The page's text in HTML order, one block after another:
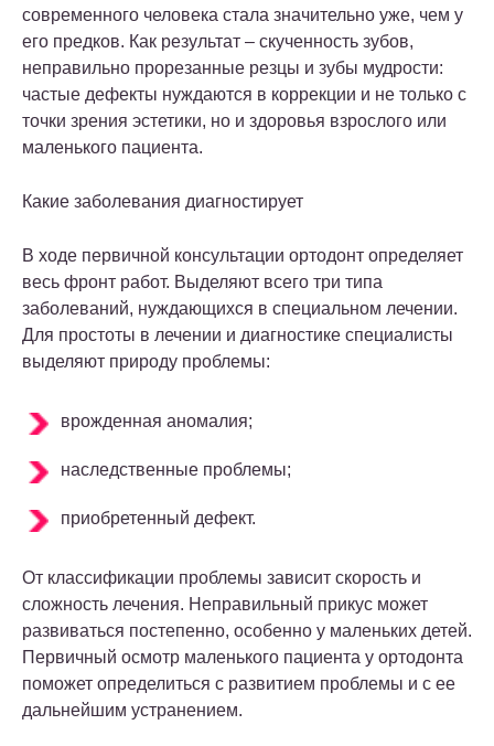
современного человека стала значительно уже, чем у
его предков. Как результат – скученность зубов,
неправильно прорезанные резцы и зубы мудрости:
частые дефекты нуждаются в коррекции и не только с
точки зрения эстетики, но и здоровья взрослого или
маленького пациента.
Какие заболевания диагностирует
В ходе первичной консультации ортодонт определяет
весь фронт работ. Выделяют всего три типа
заболеваний, нуждающихся в специальном лечении.
Для простоты в лечении и диагностике специалисты
выделяют природу проблемы:
врожденная аномалия;
наследственные проблемы;
приобретенный дефект.
От классификации проблемы зависит скорость и
сложность лечения. Неправильный прикус может
развиваться постепенно, особенно у маленьких детей.
Первичный осмотр маленького пациента у ортодонта
поможет определиться с развитием проблемы и с ее
дальнейшим устранением.